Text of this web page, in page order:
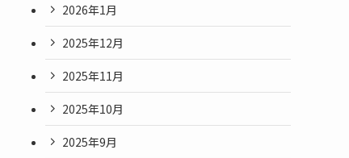
2026年1月
2025年12月
2025年11月
2025年10月
2025年9月